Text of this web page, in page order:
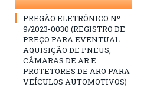
PREGÃO ELETRÔNICO Nº
9/2023-0030 (REGISTRO DE
PREÇO PARA EVENTUAL
AQUISIÇÃO DE PNEUS,
CÂMARAS DE AR E
PROTETORES DE ARO PARA
VEÍCULOS AUTOMOTIVOS)